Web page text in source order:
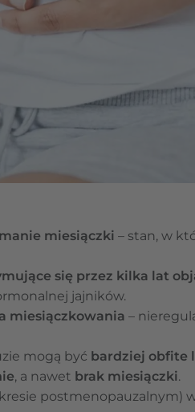
miesiączki – stan, w
się przez kilka lat
jajników.
miesiączkowania –
mogą być bardziej obfite
, a nawet brak miesiączki.
postmenopauzalnym)